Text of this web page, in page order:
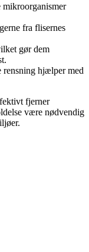
mikroorganismer
fra flisernes
gør dem
rensning hjælper med
fjerner
være nødvendig